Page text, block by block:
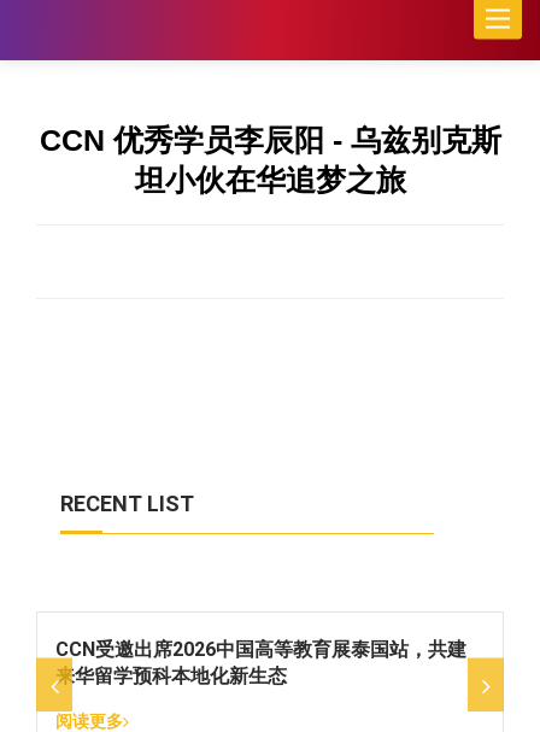
Toggle
CCN 优秀学员李辰阳 - 乌兹别克斯
坦小伙在华追梦之旅
RECENT LIST
CCN受邀出席2026中国高等教育展泰国站，共建
来华留学预科本地化新生态
阅读更多